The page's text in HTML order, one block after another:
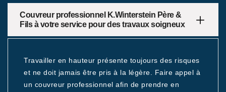
Couvreur professionnel K.Winterstein Père &
Fils à votre service pour des travaux soigneux
Travailler en hauteur présente toujours des risques
et ne doit jamais être pris à la légère. Faire appel à
un couvreur professionnel afin de prendre en